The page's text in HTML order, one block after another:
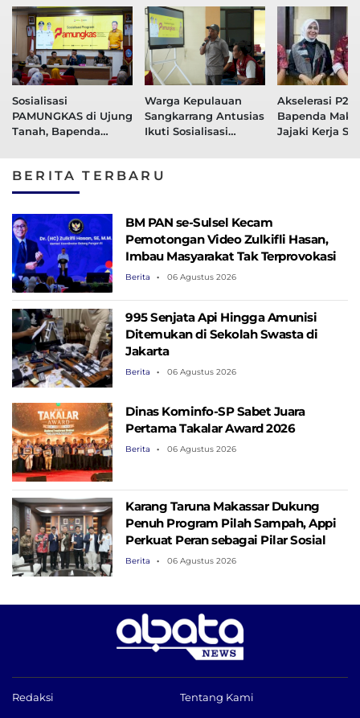
Sosialisasi
PAMUNGKAS di Ujung
Tanah, Bapenda
Pendataan Pajak
Secara Digital
Warga Kepulauan
Sangkarrang Antusias
Ikuti Sosialisasi
Akselerasi
Bapenda
Jajaki Kerja
BERITA TERBARU
BM PAN se-Sulsel Kecam
Pemotongan Video Zulkifli Hasan,
Imbau Masyarakat Tak Terprovokasi
Berita 06 Agustus 2026
995 Senjata Api Hingga Amunisi
Ditemukan di Sekolah Swasta di
Jakarta
Berita 06 Agustus 2026
Dinas Kominfo-SP Sabet Juara
Pertama Takalar Award 2026
Berita 06 Agustus 2026
Karang Taruna Makassar Dukung
Penuh Program Pilah Sampah, Appi
Perkuat Peran sebagai Pilar Sosial
Berita 06 Agustus 2026
Redaksi Tentang Kami